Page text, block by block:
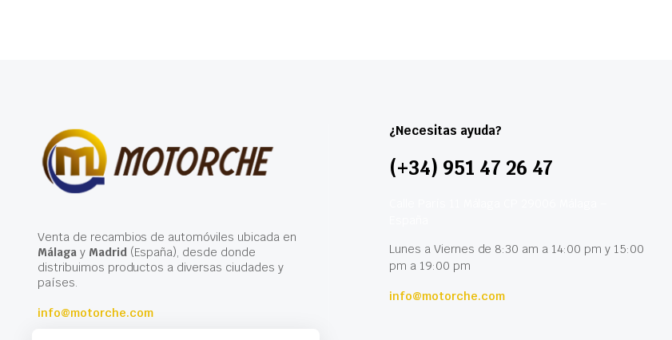
Venta de recambios de automóviles ubicada en
Málagay Madrid(España), desde donde
distribuimos productos a diversas ciudades y
países.
info@motorche.com
¿Necesitas ayuda?
(+34) 951 47 26 47
Lunes a Viernes de 8:30 am a 14:00 pm y 15:00
pm a 19:00 pm
info@motorche.com